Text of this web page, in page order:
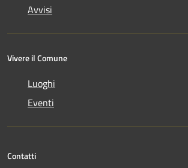
Avvisi
Vivere il Comune
Luoghi
Eventi
Contatti